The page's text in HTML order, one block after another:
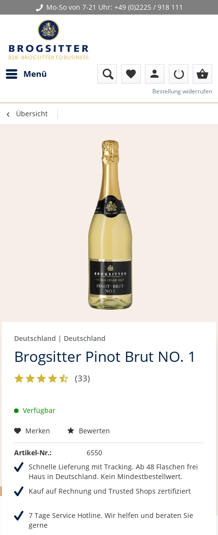
Mo-So von 7-21 Uhr: +49 (0)2225 / 918 111
Menü favorite person shopping_basket
Bestellung widerrufen
Übersicht
Deutschland | Deutschland
Brogsitter Pinot Brut NO. 1
(33)
Verfügbar
Merken Bewerten
Artikel-Nr.:
6550
Schnelle Lieferung mit Tracking. Ab 48 Flaschen frei
Haus in Deutschland. Kein Mindestbestellwert.
Kauf auf Rechnung und Trusted Shops zertifiziert
7 Tage Service Hotline. Wir helfen und beraten Sie
gerne